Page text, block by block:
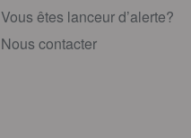
Vous êtes lanceur d’alerte?
Nous contacter